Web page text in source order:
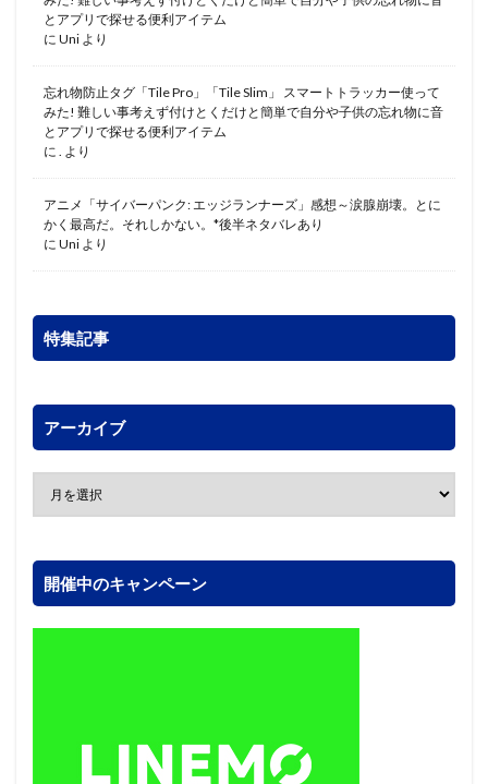
とアプリで探せる便利アイテム
に Uni より
忘れ物防止タグ「Tile Pro」「Tile Slim」 スマートトラッカー使って
みた! 難しい事考えず付けとくだけと簡単で自分や子供の忘れ物に音
とアプリで探せる便利アイテム
に
より
アニメ「サイバーパンク: エッジランナーズ」感想～涙腺崩壊。とに
かく最高だ。それしかない。*後半ネタバレあり
に Uni より
特集記事
アーカイブ
開催中のキャンペーン